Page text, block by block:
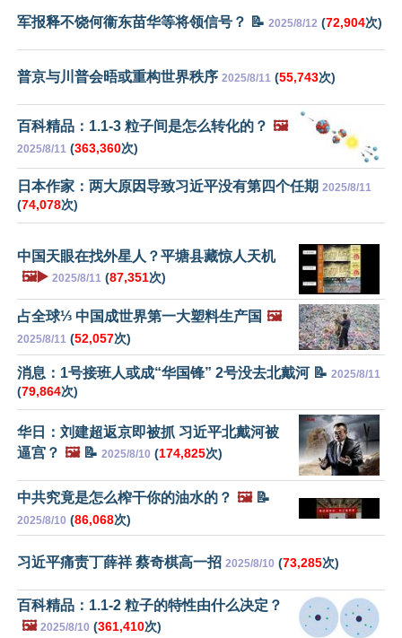
军报释不饶何衞东苗华等将领信号？ 📝 2025/8/12 (72,904次)
普京与川普会晤或重构世界秩序 2025/8/11 (55,743次)
百科精品：1.1-3 粒子间是怎么转化的？ 🖼️
2025/8/11 (363,360次)
日本作家：两大原因导致习近平没有第四个任期 2025/8/11
(74,078次)
中国天眼在找外星人？平塘县藏惊人天机
🖼️▶️ 2025/8/11 (87,351次)
占全球⅓ 中国成世界第一大塑料生产国 🖼️
2025/8/11 (52,057次)
消息：1号接班人或成“华国锋” 2号没去北戴河 📝 2025/8/11
(79,864次)
华日：刘建超返京即被抓 习近平北戴河被
逼宫？ 🖼️📝 2025/8/10 (174,825次)
中共究竟是怎么榨干你的油水的？ 🖼️📝
2025/8/10 (86,068次)
习近平痛责丁薛祥 蔡奇棋高一招 2025/8/10 (73,285次)
百科精品：1.1-2 粒子的特性由什么决定？
🖼️ 2025/8/10 (361,410次)